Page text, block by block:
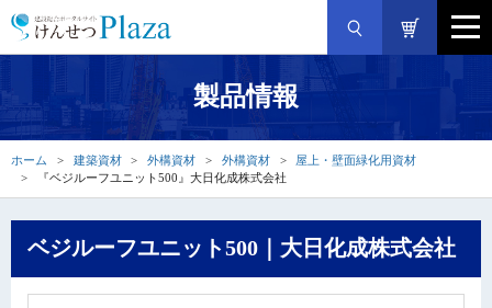
製品情報
ホーム 建築資材 外構資材 外構資材
屋上・壁面緑化用資材
『ベジルーフユニット500』大日化成株式会社
ベジルーフユニット500｜大日化成株式会社